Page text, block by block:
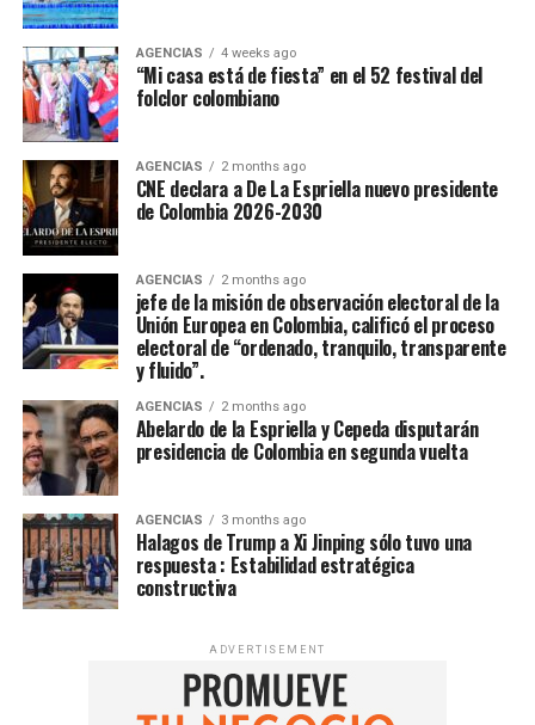
AGENCIAS 4 weeks ago
“Mi casa está de fiesta” en el 52 festival del
folclor colombiano
AGENCIAS 2 months ago
CNE declara a De La Espriella nuevo presidente
de Colombia 2026-2030
AGENCIAS 2 months ago
jefe de la misión de observación electoral de la
Unión Europea en Colombia, calificó el proceso
electoral de “ordenado, tranquilo, transparente
y fluido”.
AGENCIAS 2 months ago
Abelardo de la Espriella y Cepeda disputarán
presidencia de Colombia en segunda vuelta
AGENCIAS 3 months ago
Halagos de Trump a Xi Jinping sólo tuvo una
respuesta : Estabilidad estratégica
constructiva
ADVERTISEMENT